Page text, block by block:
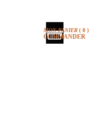
MON PANIER ( 0 )
COMMANDER